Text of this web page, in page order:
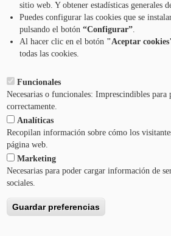
Pie
CONTÁCTANOS
CONDICIONES DEL
POLÍTICA DE
sitio web. Y obtener estadísticas generales
Puedes configurar las cookies que se
pulsando el botón“Configurar”.
Al hacer clic en el botón "Aceptar
todas las cookies.
Funcionales
Necesarias o funcionales: Imprescindibles
correctamente.
Analíticas
Recopilan información sobre cómo los
página web.
Marketing
Necesarias para poder cargar información de
sociales.
Guardar preferencias